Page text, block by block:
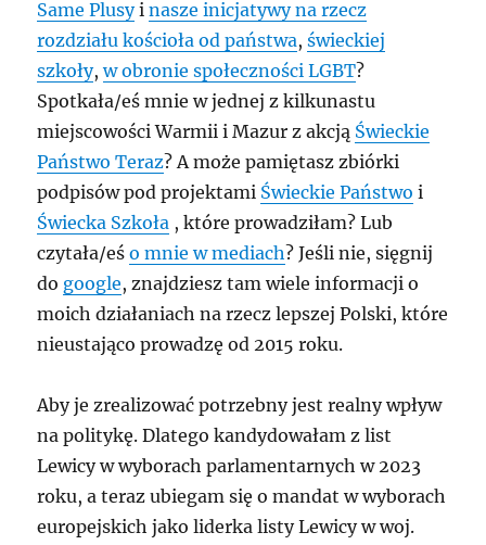
Same Plusyinasze inicjatywy na rzecz
rozdziału kościoła od państwa,świeckiej
szkoły,w obronie społeczności LGBT?
Spotkała/eś mnie w jednej z kilkunastu
miejscowości Warmii i Mazur z akcją Świeckie
Państwo Teraz? A może pamiętasz zbiórki
podpisów pod projektami Świeckie Państwo i
Świecka Szkoła , które prowadziłam? Lub
czytała/eśo mnie w mediach? Jeśli nie, sięgnij
do google, znajdziesz tam wiele informacji o
moich działaniach na rzecz lepszej Polski, które
nieustająco prowadzę od 2015 roku.
Aby je zrealizować potrzebny jest realny wpływ
na politykę. Dlatego kandydowałam z list
Lewicy w wyborach parlamentarnych w 2023
roku, a teraz ubiegam się o mandat w wyborach
europejskich jako liderka listy Lewicy w woj.